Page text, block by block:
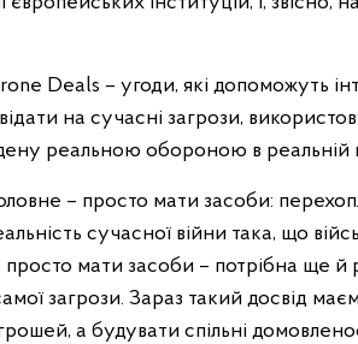
Deals – угоди, які допоможуть
на сучасні загрози,
реальною обороною в реальній
– просто мати засоби:
сучасної війни така, що
мати засоби – потрібна ще й
загрози. Зараз такий досвід
а будувати спільні